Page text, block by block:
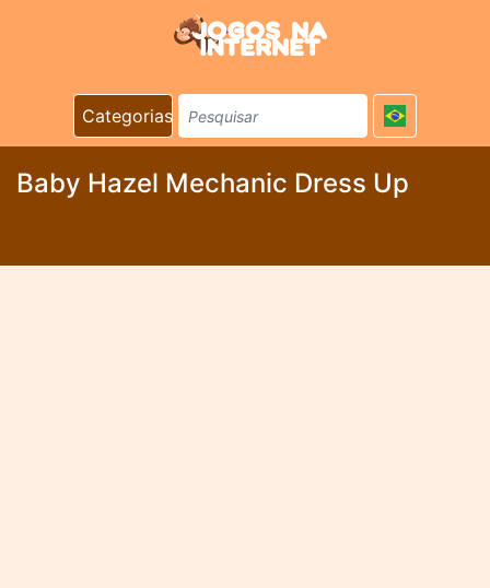
Categorias
Baby Hazel Mechanic Dress Up